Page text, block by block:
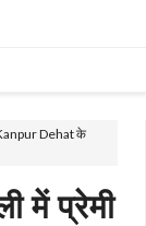
Dehat के
में प्रेमी